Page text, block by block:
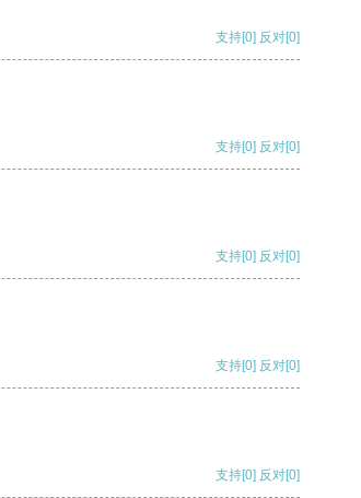
支持[0] 反对[0]
支持[0] 反对[0]
支持[0] 反对[0]
支持[0] 反对[0]
支持[0] 反对[0]